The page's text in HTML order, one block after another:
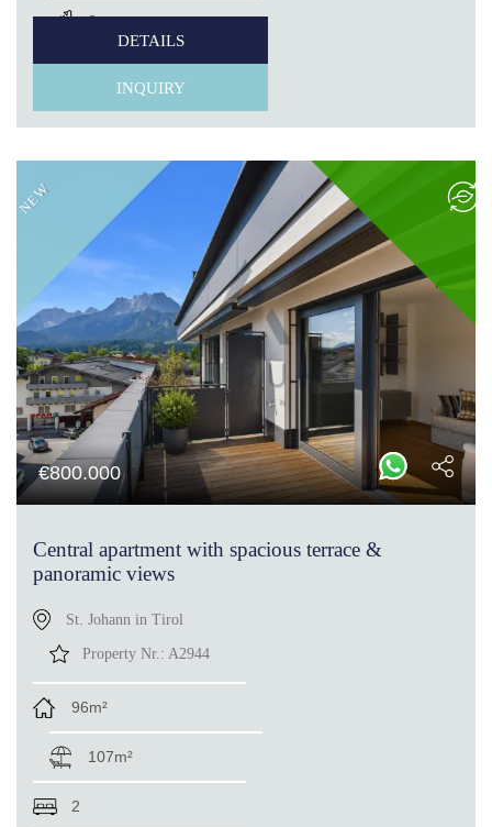
2
DETAILS
INQUIRY
€800.000
NEW
Central apartment with spacious terrace &
panoramic views
St. Johann in Tirol
Property Nr.: A2944
96m²
107m²
2